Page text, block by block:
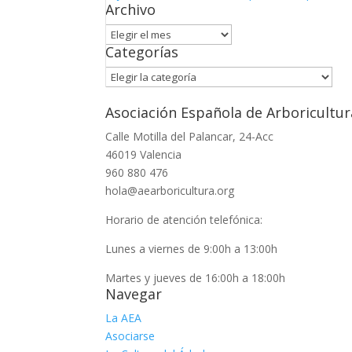
Archivo
Archivo
Categorías
Categorías
Asociación Española de
Calle Motilla del Palancar, 24-Acc
46019 Valencia
960 880 476
hola@aearboricultura.org
Horario de atención telefónica:
Lunes a viernes de 9:00h a 13:00h
Martes y jueves de 16:00h a 18:00h
Navegar
La AEA
Asociarse